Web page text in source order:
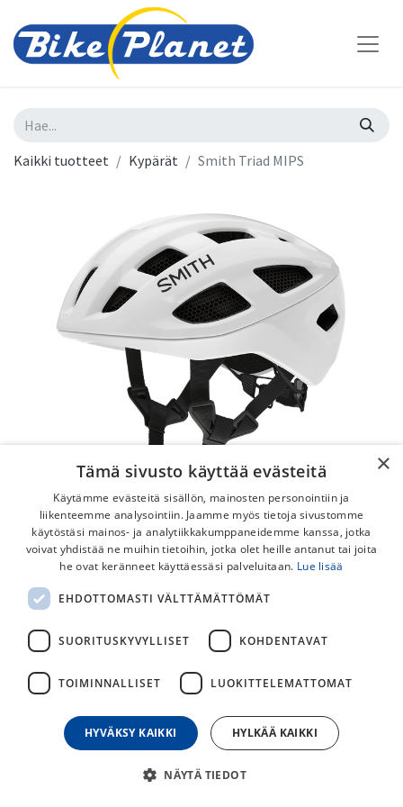
Kaikki tuotteet Kypärät Smith Triad MIPS
Smith Triad MIPS
Ajatpa sitten kuntoillaksesi, kilpaa tai vain huvin vuoksi,
edistyneellä iskuteknologialla ja säädettävällä mukavuudella
190,00€
päivän alin hinta
×
Tämä sivusto käyttää evästeitä
Käytämme evästeitä sisällön, mainosten personointiin ja
liikenteemme analysointiin. Jaamme myös tietoja sivustomme
käytöstäsi mainos- ja analytiikkakumppaneidemme kanssa, jotka
voivat yhdistää ne muihin tietoihin, jotka olet heille antanut tai joita
he ovat keränneet käyttäessäsi palveluitaan. Lue lisää
EHDOTTOMASTI VÄLTTÄMÄTTÖMÄT
SUORITUSKYVYLLISET KOHDENTAVAT
TOIMINNALLISET LUOKITTELEMATTOMAT
HYVÄKSY KAIKKI HYLKÄÄ KAIKKI
NÄYTÄ TIEDOT